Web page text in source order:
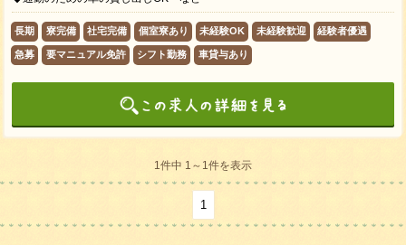
長期 寮完備 社宅完備 個室寮あり 未経験OK 未経験歓迎 経験者優遇
急募 要マニュアル免許 シフト勤務 車貸与あり
1件中 1～1件を表示
1